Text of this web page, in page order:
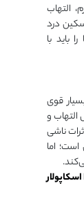
التهاب
درد
باید با
قوی
و
ناشی
اما